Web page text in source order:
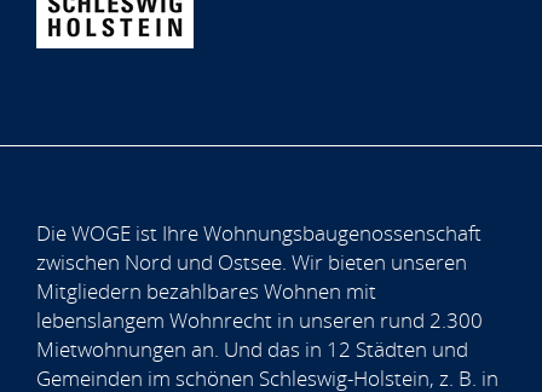
Die WOGE ist Ihre Wohnungsbaugenossenschaft
zwischen Nord und Ostsee. Wir bieten unseren
Mitgliedern bezahlbares Wohnen mit
lebenslangem Wohnrecht in unseren rund 2.300
Mietwohnungen an. Und das in 12 Städten und
Gemeinden im schönen Schleswig-Holstein, z. B. in